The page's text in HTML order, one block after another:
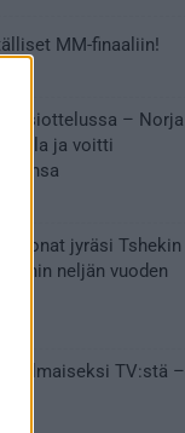
MM-finaaliin!
– Norja
ja voitti
jyräsi Tshekin
neljän vuoden
ilmaiseksi TV:stä –